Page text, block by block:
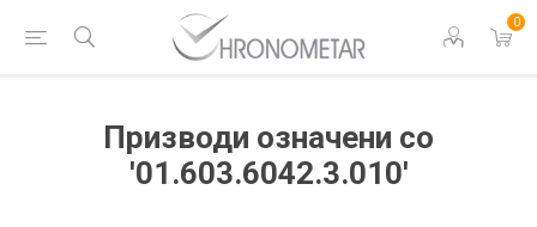
0
Призводи означени со
'01.603.6042.3.010'